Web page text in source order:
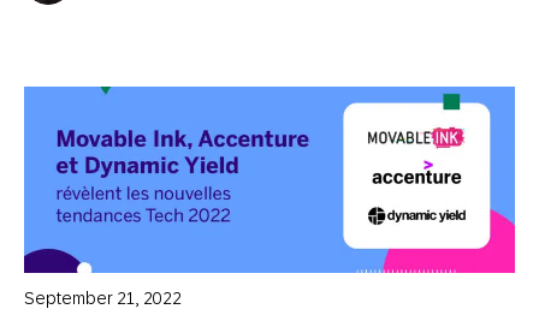
September 21, 2022